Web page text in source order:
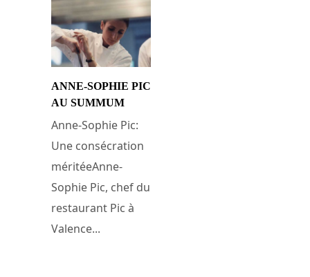
ANNE-SOPHIE PIC
AU SUMMUM
Anne-Sophie Pic:
Une consécration
méritéeAnne-
Sophie Pic, chef du
restaurant Pic à
Valence...